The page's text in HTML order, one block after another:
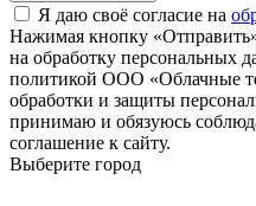
Я даю своё согласие на
Нажимая кнопку
на обработку персональных
политикой ООО «Облачные
обработки и защиты
принимаю и обязуюсь
соглашение к сайту.
Выберите город